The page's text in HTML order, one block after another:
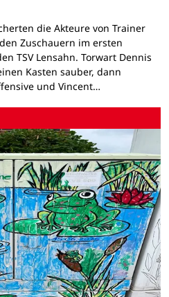
die Akteure von Trainer
Zuschauern im ersten
TSV Lensahn. Torwart Dennis
Kasten sauber, dann
und Vincent…